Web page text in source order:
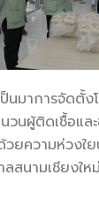
ป็นมาการจัดตั้
นผู้ติดเชื้อแ
วยความห่วง
นามเชียงใ